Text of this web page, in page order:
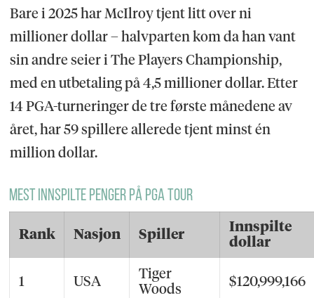
Bare i 2025 har McIlroy tjent litt over ni
millioner dollar – halvparten kom da han vant
sin andre seier i The Players Championship,
med en utbetaling på 4,5 millioner dollar. Etter
14 PGA-turneringer de tre første månedene av
året, har 59 spillere allerede tjent minst én
million dollar.
Mest innspilte penger på PGA Tour
Rank Nasjon Spiller
Innspilte
dollar
1 USA
Tiger
Woods
$120,999,166